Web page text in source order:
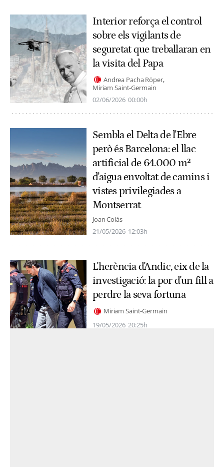
Interior reforça el control
sobre els vigilants de
seguretat que treballaran en
la visita del Papa
Andrea Pacha Röper
Miriam Saint-Germain
02/06/2026 00:00h
Sembla el Delta de l'Ebre
però és Barcelona: el llac
artificial de 64.000 m²
d'aigua envoltat de camins i
vistes privilegiades a
Montserrat
Joan Colás
21/05/2026 12:03h
L'herència d'Andic, eix de la
investigació: la por d'un fill a
perdre la seva fortuna
Miriam Saint-Germain
19/05/2026 20:25h